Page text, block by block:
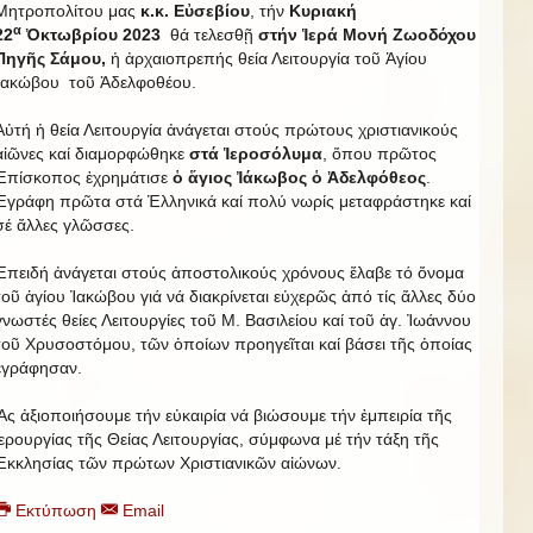
μας κ.κ. Εὐσεβίου , τήν Κυριακή
α Ὀκτωβρίου 2023 θά τελεσθῇ στήν Ἱερά Μονή Ζωοδόχου
Σάμου, ἡ ἀρχαιοπρεπής θεία Λειτουργία τοῦ Ἁγίου
τοῦ Ἀδελφοθέου.
ἡ θεία Λειτουργία ἀνάγεται στούς πρώτους χριστιανικούς
καί διαμορφώθηκε στά Ἱεροσόλυμα , ὅπου πρῶτος
ἐχρημάτισε ὁ ἅγιος Ἰάκωβος ὁ Ἀδελφόθεος
πρῶτα στά Ἑλληνικά καί πολύ νωρίς μεταφράστηκε καί
ἄλλες γλῶσσες.
ἀνάγεται στούς ἀποστολικούς χρόνους ἔλαβε τό ὄνομα
ἁγίου Ἰακώβου γιά νά διακρίνεται εὐχερῶς ἀπό τίς ἄλλες δύο
θείες Λειτουργίες τοῦ Μ. Βασιλείου καί τοῦ ἁγ. Ἰωάννου
Χρυσοστόμου, τῶν ὁποίων προηγεῖται καί βάσει τῆς ὁποίας
ἀξιοποιήσουμε τήν εὐκαιρία νά βιώσουμε τήν ἐμπειρία τῆς
τῆς Θείας Λειτουργίας, σύμφωνα μέ τήν τάξη τῆς
τῶν πρώτων Χριστιανικῶν αἰώνων.
Εκτύπωση Email